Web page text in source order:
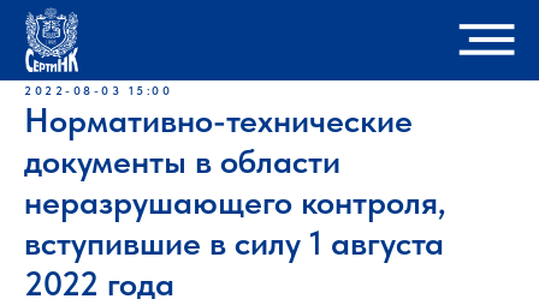
2022-08-03 15:00
Нормативно-технические
документы в области
неразрушающего контроля,
вступившие в силу 1 августа
2022 года